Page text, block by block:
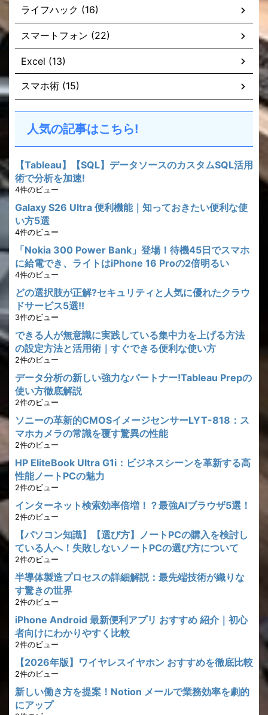
ライフハック (16)
スマートフォン (22)
Excel (13)
スマホ術 (15)
人気の記事はこちら!
【Tableau】【SQL】データソースのカスタムSQL活用
術で分析を加速!
4件のビュー
Galaxy S26 Ultra 便利機能｜知っておきたい便利な使
い方5選
4件のビュー
「Nokia 300 Power Bank」登場！待機45日でスマホ
に給電でき、ライトはiPhone 16 Proの2倍明るい
4件のビュー
どの選択肢が正解?セキュリティと人気に優れたクラウ
ドサービス5選!!
3件のビュー
できる人が無意識に実践している集中力を上げる方法
の設定方法と活用術｜すぐできる便利な使い方
2件のビュー
データ分析の新しい強力なパートナー!Tableau Prepの
使い方徹底解説
2件のビュー
ソニーの革新的CMOSイメージセンサーLYT-818：ス
マホカメラの常識を覆す驚異の性能
2件のビュー
HP EliteBook Ultra G1i：ビジネスシーンを革新する高
性能ノートPCの魅力
2件のビュー
インターネット検索効率倍増！？最強AIブラウザ5選！
2件のビュー
【パソコン知識】【選び方】ノートPCの購入を検討し
ている人へ！失敗しないノートPCの選び方について
2件のビュー
半導体製造プロセスの詳細解説：最先端技術が織りな
す驚きの世界
2件のビュー
iPhone Android 最新便利アプリ おすすめ 紹介｜初心
者向けにわかりやすく比較
2件のビュー
【2026年版】ワイヤレスイヤホン おすすめを徹底比較
2件のビュー
新しい働き方を提案！Notion メールで業務効率を劇的
にアップ